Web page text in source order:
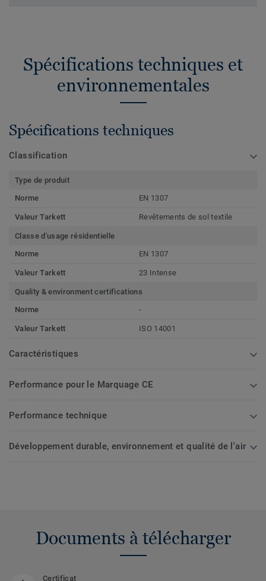
Spécifications techniques et
environnementales
Spécifications techniques
Classification
Type de produit
Norme
EN 1307
Valeur Tarkett Revêtements de sol textile
Classe d'usage résidentielle
Norme
EN 1307
Valeur Tarkett 23 Intense
Quality & environment certifications
Norme
-
Valeur Tarkett ISO 14001
Caractéristiques
Performance pour le Marquage CE
Performance technique
Développement durable, environnement et qualité de l'air
Documents à télécharger
Certificat